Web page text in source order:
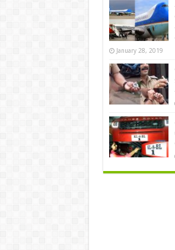
January 28, 2019